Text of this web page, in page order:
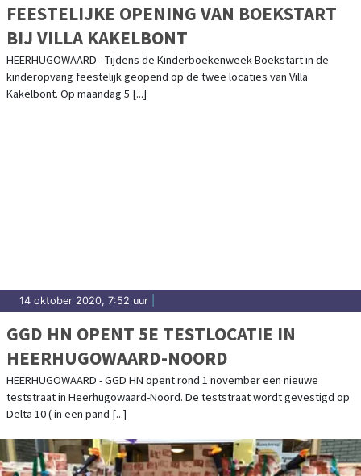
FEESTELIJKE OPENING VAN BOEKSTART
BIJ VILLA KAKELBONT
HEERHUGOWAARD - Tijdens de Kinderboekenweek Boekstart in de
kinderopvang feestelijk geopend op de twee locaties van Villa
Kakelbont. Op maandag 5 [...]
14 oktober 2020, 7:52 uur
GGD HN OPENT 5E TESTLOCATIE IN
HEERHUGOWAARD-NOORD
HEERHUGOWAARD - GGD HN opent rond 1 november een nieuwe
teststraat in Heerhugowaard-Noord. De teststraat wordt gevestigd op
Delta 10 ( in een pand [...]